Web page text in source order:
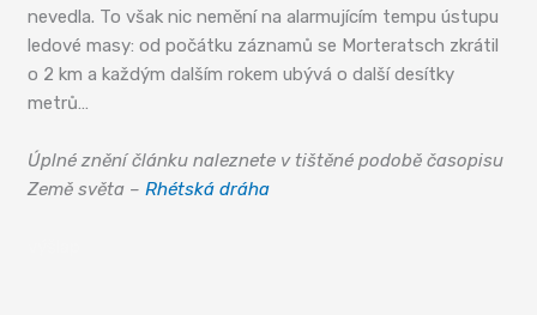
nevedla. To však nic nemění na alarmujícím tempu ústupu
ledové masy: od počátku záznamů se Morteratsch zkrátil
o 2 km a každým dalším rokem ubývá o další desítky
metrů…
Úplné znění článku naleznete v tištěné podobě časopisu
Země světa –Rhétská dráha